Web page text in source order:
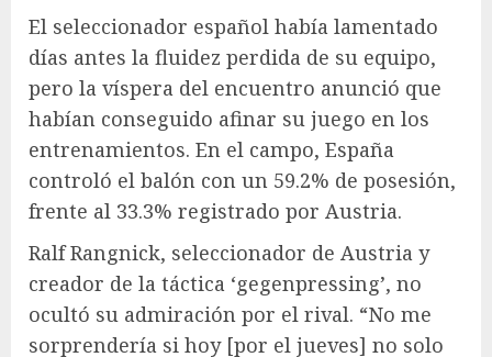
El seleccionador español había lamentado
días antes la fluidez perdida de su equipo,
pero la víspera del encuentro anunció que
habían conseguido afinar su juego en los
entrenamientos. En el campo, España
controló el balón con un 59.2% de posesión,
frente al 33.3% registrado por Austria.
Ralf Rangnick, seleccionador de Austria y
creador de la táctica ‘gegenpressing’, no
ocultó su admiración por el rival. “No me
sorprendería si hoy [por el jueves] no solo